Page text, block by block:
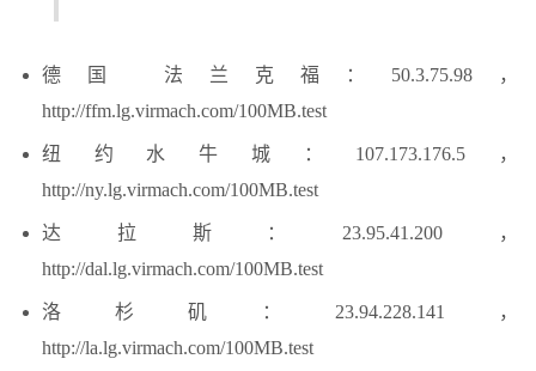
德国 法兰克福：50.3.75.98，
http://ffm.lg.virmach.com/100MB.test
纽约水牛城：107.173.176.5，
http://ny.lg.virmach.com/100MB.test
达拉斯：23.95.41.200，
http://dal.lg.virmach.com/100MB.test
洛杉矶：23.94.228.141，
http://la.lg.virmach.com/100MB.test